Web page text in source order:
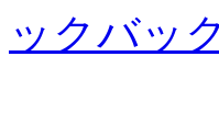
ックバッ